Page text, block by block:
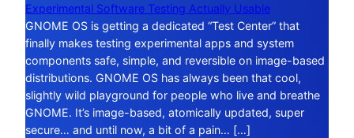
Experimental Software Testing Actually Usable
GNOME OS is getting a dedicated “Test Center” that
finally makes testing experimental apps and system
components safe, simple, and reversible on image-based
distributions. GNOME OS has always been that cool,
slightly wild playground for people who live and breathe
GNOME. It’s image-based, atomically updated, super
secure… and until now, a bit of a pain… […]